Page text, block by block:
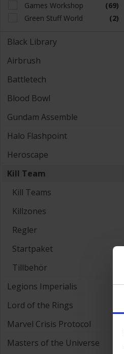
Games Workshop
(69)
Green Stuff World
(2)
Black Library
Airbrush
Battletech
Blood Bowl
Gundam Assemble
Halo Flashpoint
Heroscape
Kill Team
Kill Teams
Killzones
Regler
Startpaket
Tillbehör
Legions Imperialis
Lord of the Rings
Marvel Crisis Protocol
Masters of the Universe